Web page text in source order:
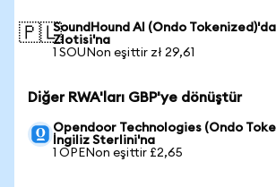
🇵🇱SoundHound AI (Ondo
Zlotisi'na
1 SOUNon eşittir zł 29,61
Diğer RWA'ları GBP'ye dönüştür
Opendoor Technologies (Ondo
İngiliz Sterlini'na
1 OPENon eşittir £2,65